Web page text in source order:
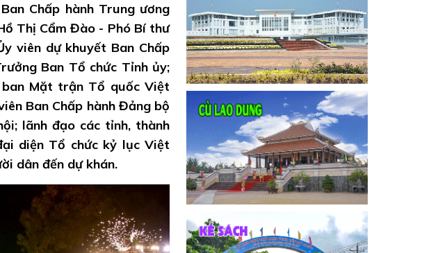
Chấp hành Trung ương
Thị Cẩm Đào - Phó Bí thư
viên dự khuyết Ban Chấp
Ban Tổ chức Tỉnh ủy;
Mặt trận Tổ quốc Việt
Ban Chấp hành Đảng bộ
lãnh đạo các tỉnh, thành
diện Tổ chức kỷ lục Việt
dân đến dự khán.